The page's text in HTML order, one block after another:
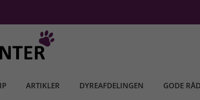
ARTIKLER DYREAFDELINGEN GODE RÅD